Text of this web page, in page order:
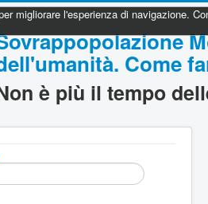
migliorare l'esperienza di navigazione.
Come
è più il tempo